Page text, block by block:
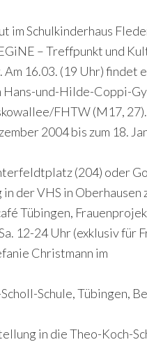
im Schulkinderhaus
– Treffpunkt und
Am 16.03. (19 Uhr)
Hans-und-Hilde-Coppi-
FHTW (M17, 27).
2004 bis zum 18.
(204) oder
der VHS in Oberhausen
Tübingen,
12-24 Uhr (exklusiv für
Christmann im
Schule, Tübingen,
in die Theo-Koch-